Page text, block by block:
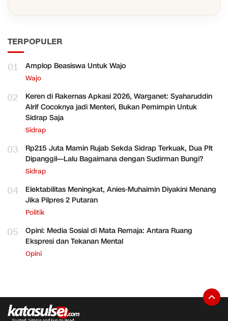
TERPOPULER
01 Amplop Beasiswa Untuk Wajo
Wajo
02
Keren di Rakernas Apkasi 2026, Warganet: Syaharuddin
Alrif Cocoknya jadi Menteri, Bukan Pemimpin Untuk
Sidrap Saja
Sidrap
03
Rp215 Juta Mamin Rujab Sekda Sidrap Terkuak, Dua Plt
Dipanggil—Lalu Bagaimana dengan Sudirman Bungi?
Sidrap
04
Elektabilitas Meningkat, Anies-Muhaimin Diyakini Menang
Jika Pilpres 2 Putaran
Politik
05
Opini: Media Sosial di Mata Remaja: Antara Ruang
Ekspresi dan Tekanan Mental
Opini